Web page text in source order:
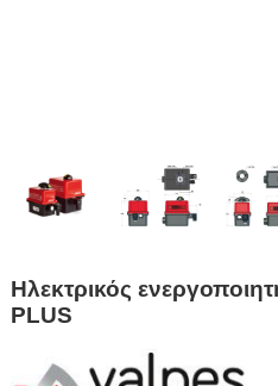
Ηλεκτρικός
PLUS